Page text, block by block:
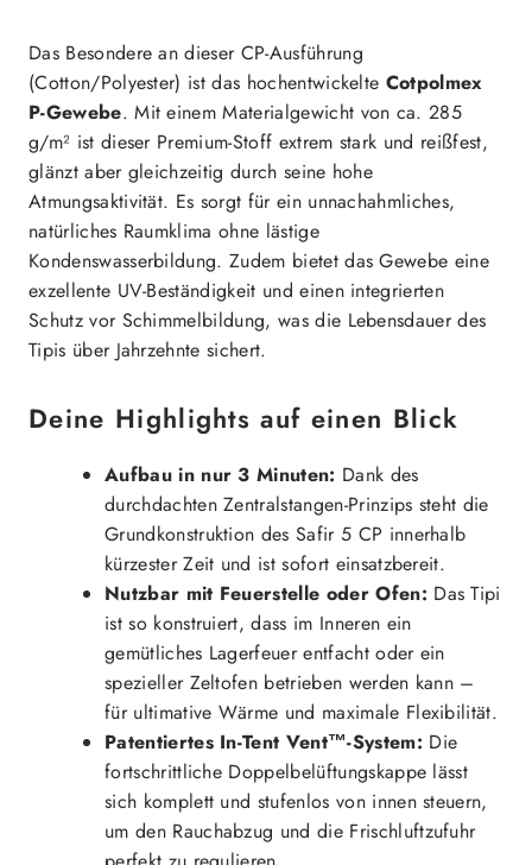
Das Besondere an dieser CP-Ausführung
(Cotton/Polyester) ist das hochentwickelte Cotpolmex
P-Gewebe. Mit einem Materialgewicht von ca. 285
g/m² ist dieser Premium-Stoff extrem stark und reißfest,
glänzt aber gleichzeitig durch seine hohe
Atmungsaktivität. Es sorgt für ein unnachahmliches,
natürliches Raumklima ohne lästige
Kondenswasserbildung. Zudem bietet das Gewebe eine
exzellente UV-Beständigkeit und einen integrierten
Schutz vor Schimmelbildung, was die Lebensdauer des
Tipis über Jahrzehnte sichert.
Deine Highlights auf einen Blick
Aufbau in nur 3 Minuten: Dank des
durchdachten Zentralstangen-Prinzips steht die
Grundkonstruktion des Safir 5 CP innerhalb
kürzester Zeit und ist sofort einsatzbereit.
Nutzbar mit Feuerstelle oder Ofen: Das Tipi
ist so konstruiert, dass im Inneren ein
gemütliches Lagerfeuer entfacht oder ein
spezieller Zeltofen betrieben werden kann –
für ultimative Wärme und maximale Flexibilität.
Patentiertes In-Tent Vent™-System: Die
fortschrittliche Doppelbelüftungskappe lässt
sich komplett und stufenlos von innen steuern,
um den Rauchabzug und die Frischluftzufuhr